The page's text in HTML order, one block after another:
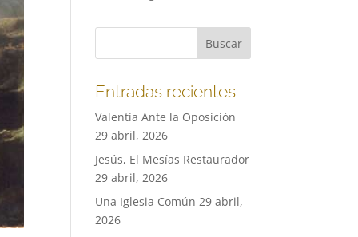
Entradas recientes
Valentía Ante la Oposición
29 abril, 2026
Jesús, El Mesías Restaurador
29 abril, 2026
Una Iglesia Común 29 abril,
2026